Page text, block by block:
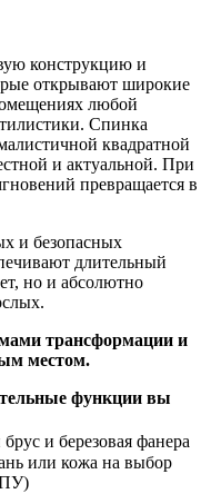
конструкцию и
открывают широкие
любой
Спинка
квадратной
и актуальной. При
превращается в
и безопасных
длительный
но и абсолютно
трансформации и
местом.
функции вы
и березовая фанера
или кожа на выбор